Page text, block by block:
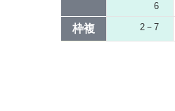
6
枠複 2－7